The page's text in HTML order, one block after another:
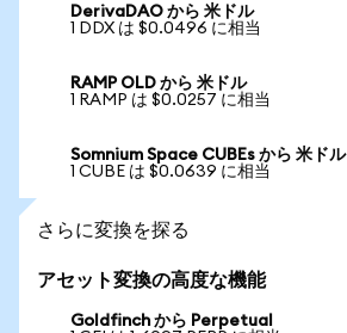
DerivaDAO から 米ドル
1 DDX は $0.0496 に相当
RAMP OLD から 米ドル
1 RAMP は $0.0257 に相当
Somnium Space CUBEs から 米ドル
1 CUBE は $0.0639 に相当
さらに変換を探る
アセット変換の高度な機能
Goldfinch から Perpetual